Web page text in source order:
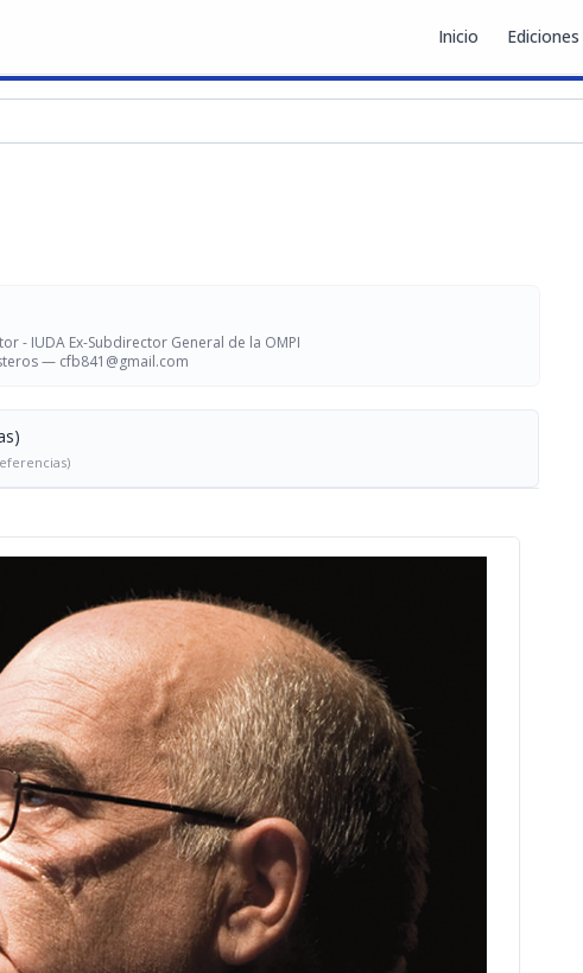
Inicio Ediciones
- IUDA Ex-Subdirector General de la OMPI
— cfb841@gmail.com